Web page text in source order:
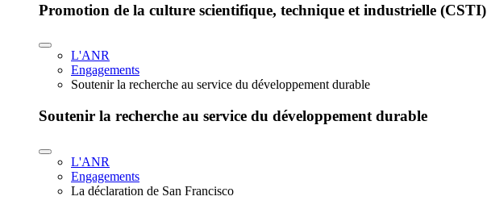
Promotion de la culture scientifique, technique et industrielle (CSTI)
L'ANR
Engagements
Soutenir la recherche au service du développement durable
Soutenir la recherche au service du développement durable
L'ANR
Engagements
La déclaration de San Francisco